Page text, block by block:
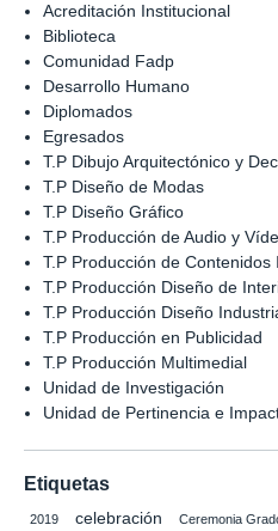
Acreditación Institucional
Biblioteca
Comunidad Fadp
Desarrollo Humano
Diplomados
Egresados
T.P Dibujo Arquitectónico y
T.P Diseño de Modas
T.P Diseño Gráfico
T.P Producción de Audio y
T.P Producción de Contenidos
T.P Producción Diseño de
T.P Producción Diseño
T.P Producción en Publicidad
T.P Producción Multimedial
Unidad de Investigación
Unidad de Pertinencia e
Etiquetas
2019 celebración Ceremonia